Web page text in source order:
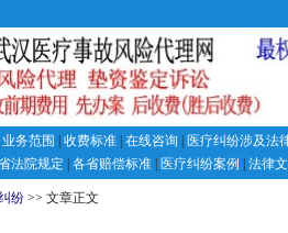
业务范围 收费标准 在线咨询 医疗纠纷涉及法
法院规定 各省赔偿标准 医疗纠纷案例 法律
纷 >> 文章正文